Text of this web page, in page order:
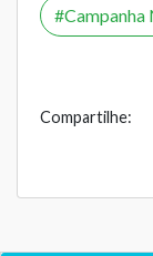
Campanha
Compartilhe: